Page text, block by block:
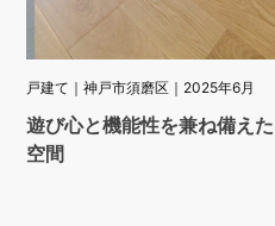
戸建て｜神戸市須磨区｜2025年6月
遊び心と機能性を兼ね備え
空間